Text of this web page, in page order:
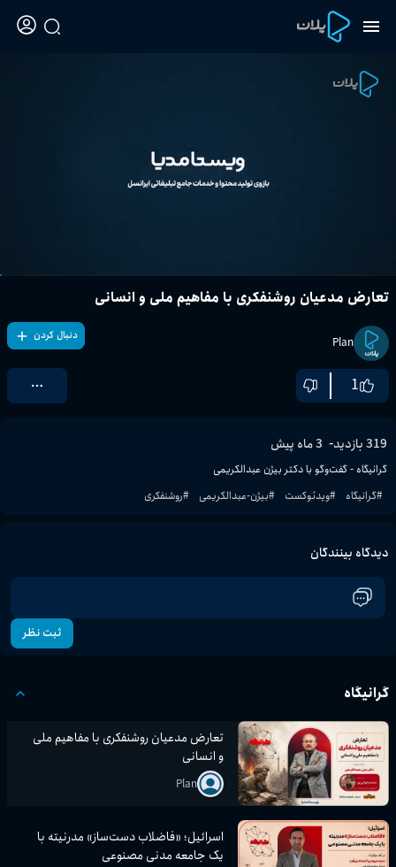
تعارض مدعیان روشنفکری با مفاهیم ملی و انسانی
Plan دنبال کردن
1
319بازدید- 3 ماه پیش
گرانیگاه - گفت‌وگو با دکتر بیژن عبدالکریمی
#گرانیگاه #ویدئوکست #بیژن-عبدالکریمی #روشنفکری
دیدگاه بینندگان
ثبت نظر
گرانیگاه
تعارض مدعیان روشنفکری با مفاهیم ملی
و انسانی
Plan
اسرائیل؛ «فاضلاب دست‌ساز» مدرنیته با
یک جامعه مدنی مصنوعی